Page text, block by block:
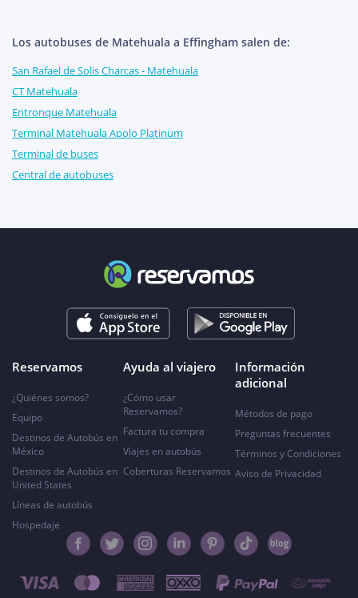
Los autobuses de Matehuala a Effingham salen de:
San Rafael de Solis Charcas - Matehuala
CT Matehuala
Entronque Matehuala
Terminal Matehuala Apolo Platinum
Terminal de buses
Central de autobuses
Reservamos
¿Quiénes somos?
Equipo
Destinos de Autobús en
México
Destinos de Autobús en
United States
Líneas de autobús
Hospedaje
Ayuda al viajero
¿Cómo usar
Reservamos?
Factura tu compra
Viajes en autobús
Coberturas Reservamos
Información
adicional
Métodos de pago
Preguntas frecuentes
Términos y Condiciones
Aviso de Privacidad